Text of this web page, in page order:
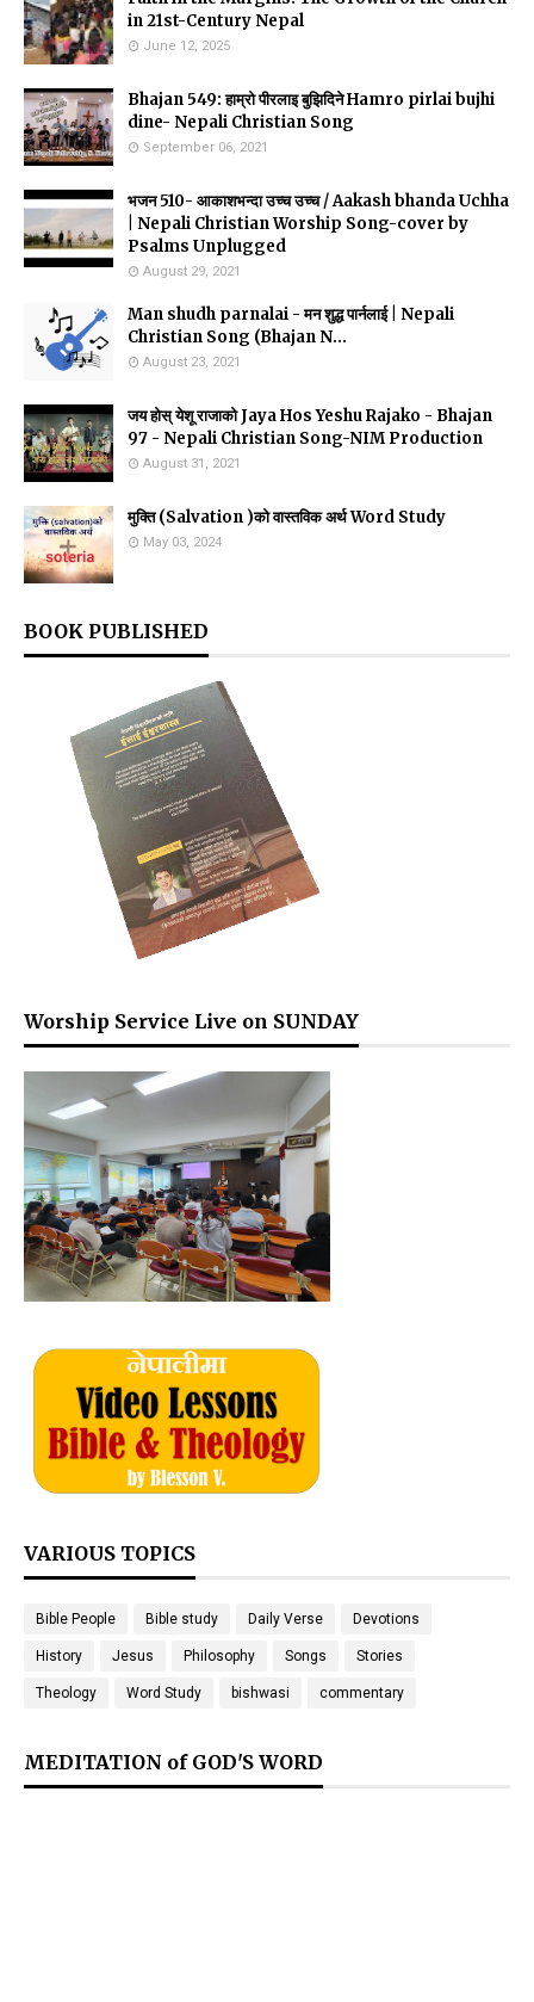
in 21st-Century Nepal
June 12, 2025
Bhajan 549: हाम्रो पीरलाइ बुझिदिने Hamro pirlai bujhi
dine- Nepali Christian Song
September 06, 2021
भजन 510- आकाशभन्दा उच्च उच्च / Aakash bhanda Uchha
| Nepali Christian Worship Song-cover by
Psalms Unplugged
August 29, 2021
Man shudh parnalai - मन शुद्ध पार्नलाई | Nepali
Christian Song (Bhajan N...
August 23, 2021
जय होस् येशू राजाको Jaya Hos Yeshu Rajako - Bhajan
97 - Nepali Christian Song-NIM Production
August 31, 2021
मुक्ति (Salvation )को वास्तविक अर्थ Word Study
May 03, 2024
BOOK PUBLISHED
Worship Service Live on SUNDAY
VARIOUS TOPICS
Bible People Bible study Daily Verse Devotions
History Jesus Philosophy Songs Stories
Theology Word Study bishwasi commentary
MEDITATION of GOD'S WORD